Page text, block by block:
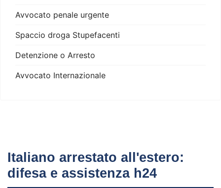
Avvocato penale urgente
Spaccio droga Stupefacenti
Detenzione o Arresto
Avvocato Internazionale
Italiano arrestato all'estero:
difesa e assistenza h24